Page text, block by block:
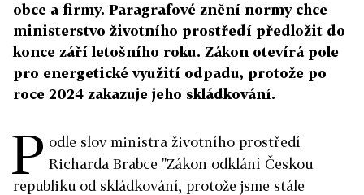
obce a firmy. Paragrafové znění normy chce
ministerstvo životního prostředí předložit do
konce září letošního roku. Zákon otevírá pole
pro energetické využití odpadu, protože po
roce 2024 zakazuje jeho skládkování.
P odle slov ministra životního prostředí
Richarda Brabce "Zákon odklání Českou
republiku od skládkování, protože jsme stále